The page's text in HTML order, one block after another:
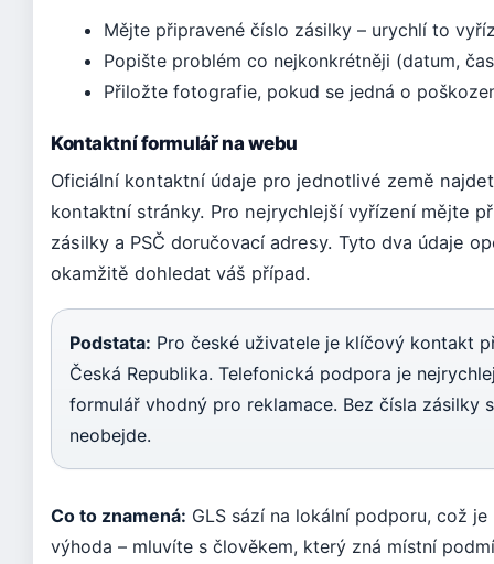
Mějte připravené číslo zásilky – urychlí to
Popište problém co nejkonkrétněji (datum,
Přiložte fotografie, pokud se jedná o
Kontaktní formulář na webu
Oficiální kontaktní údaje pro jednotlivé země
kontaktní stránky. Pro nejrychlejší vyřízení mějte
zásilky a PSČ doručovací adresy. Tyto dva údaje
okamžitě dohledat váš případ.
Podstata: Pro české uživatele je klíčový kontakt
Česká Republika. Telefonická podpora je
formulář vhodný pro reklamace. Bez čísla zásilky
neobejde.
Co to znamená: GLS sází na lokální podporu, což
výhoda – mluvíte s člověkem, který zná místní